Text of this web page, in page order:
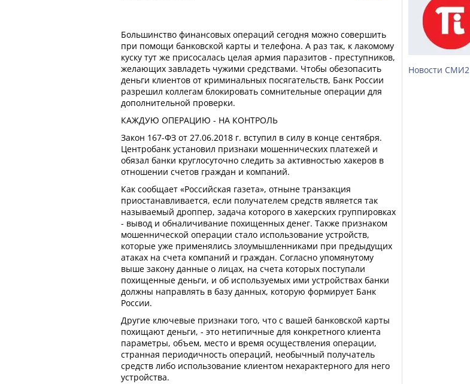
Большинство финансовых операций сегодня можно совершить
при помощи банковской карты и телефона. А раз так, к лакомому
куску тут же присосалась целая армия паразитов - преступников,
желающих завладеть чужими средствами. Чтобы обезопасить
деньги клиентов от криминальных посягательств, Банк России
разрешил коллегам блокировать сомнительные операции для
дополнительной проверки.
КАЖДУЮ ОПЕРАЦИЮ - НА КОНТРОЛЬ
Закон 167-ФЗ от 27.06.2018 г. вступил в силу в конце сентября.
Центробанк установил признаки мошеннических платежей и
обязал банки круглосуточно следить за активностью хакеров в
отношении счетов граждан и компаний.
Как сообщает «Российская газета», отныне транзакция
приостанавливается, если получателем средств является так
называемый дроппер, задача которого в хакерских группировках
- вывод и обналичивание похищенных денег. Также признаком
мошеннической операции стало использование устройств,
которые уже применялись злоумышленниками при предыдущих
атаках на счета компаний и граждан. Согласно упомянутому
выше закону данные о лицах, на счета которых поступали
похищенные деньги, и об используемых ими устройствах банки
должны направлять в базу данных, которую формирует Банк
России.
Другие ключевые признаки того, что с вашей банковской карты
похищают деньги, - это нетипичные для конкретного клиента
параметры, объем, место и время осуществления операции,
странная периодичность операций, необычный получатель
средств либо использование клиентом нехарактерного для него
устройства.
Новости СМИ2